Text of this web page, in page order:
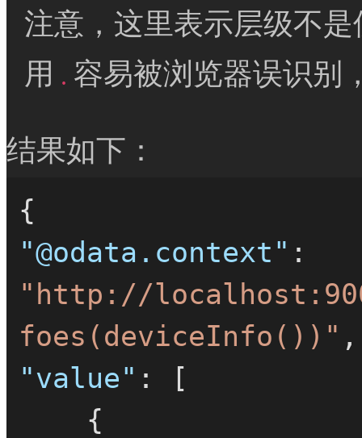
注意，这里表示层级不
用 . 容易被浏览器误识别
结果如下：
{
"@odata.context" :
"http://
foes(deviceInfo())" ,
"value" :
[
{